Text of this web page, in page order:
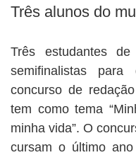
Três alunos do
Três estudantes
semifinalistas
concurso de
tem como tema
minha vida”. O
cursam o último ano